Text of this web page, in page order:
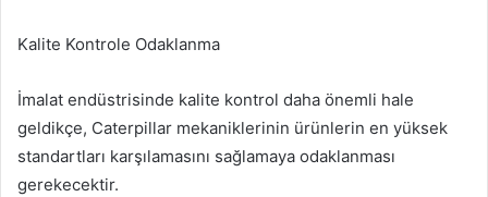
Kalite Kontrole Odaklanma
İmalat endüstrisinde kalite kontrol daha önemli hale
geldikçe, Caterpillar mekaniklerinin ürünlerin en yüksek
standartları karşılamasını sağlamaya odaklanması
gerekecektir.